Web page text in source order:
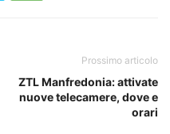
Prossimo articolo
ZTL Manfredonia: attivate
nuove telecamere, dove e
orari